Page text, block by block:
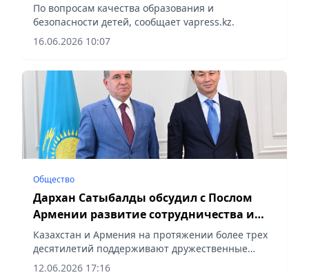
По вопросам качества образования и
безопасности детей, сообщает vapress.kz.
16.06.2026 10:07
Общество
Дархан Сатыбалды обсудил с Послом
Армении развитие сотрудничества и
новые совместные проекты
Казахстан и Армения на протяжении более трех
десятилетий поддерживают дружественные
отношения, сообщает корреспондент vapress.kz.
12.06.2026 17:16